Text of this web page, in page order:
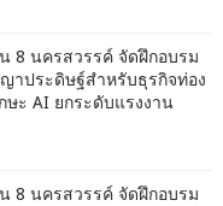
8 นครสวรรค์ จัดฝึกอบรม
าประดิษฐ์สำหรับธุรกิจท่อง
ษะ AI ยกระดับแรงงาน
8 นครสวรรค์ จัดฝึกอบรม